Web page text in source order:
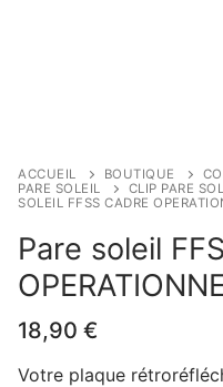
ACCUEIL BOUTIQUE
PARE SOLEIL
CLIP PARE
SOLEIL FFSS CADRE
Pare soleil
18,90 €
Votre plaque